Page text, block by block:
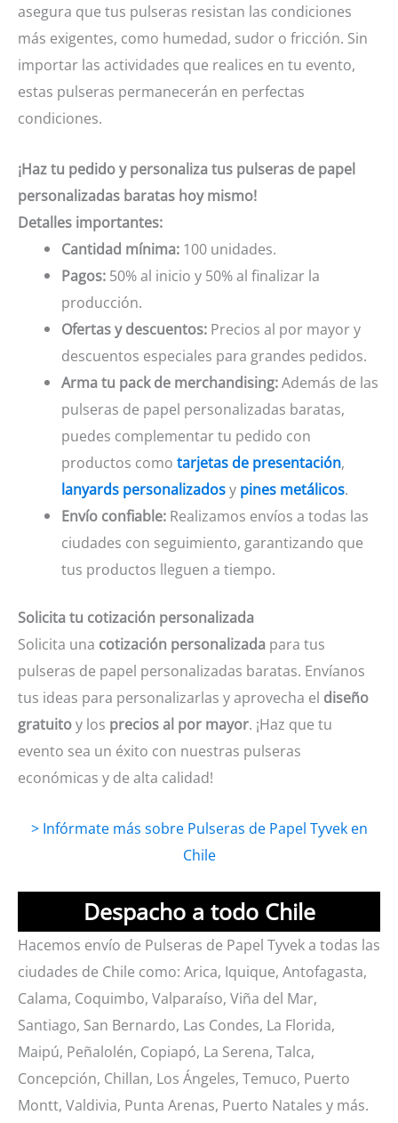
asegura que tus pulseras resistan las condiciones
más exigentes, como humedad, sudor o fricción. Sin
importar las actividades que realices en tu evento,
estas pulseras permanecerán en perfectas
condiciones.
¡Haz tu pedido y personaliza tus pulseras de papel
personalizadas baratas hoy mismo!
Detalles importantes:
Cantidad mínima: 100 unidades.
Pagos: 50% al inicio y 50% al finalizar la
producción.
Ofertas y descuentos: Precios al por mayor y
descuentos especiales para grandes pedidos.
Arma tu pack de merchandising:Además de las
pulseras de papel personalizadas baratas,
puedes complementar tu pedido con
productos comotarjetas de presentación,
lanyards personalizadosy pines metálicos.
Envío confiable: Realizamos envíos a todas las
ciudades con seguimiento, garantizando que
tus productos lleguen a tiempo.
Solicita tu cotización personalizada
Solicita una cotización personalizada para tus
pulseras de papel personalizadas baratas. Envíanos
tus ideas para personalizarlas y aprovecha el diseño
gratuitoy los precios al por mayor. ¡Haz que tu
evento sea un éxito con nuestras pulseras
económicas y de alta calidad!
> Infórmate más sobre Pulseras de Papel Tyvek en
Chile
Despacho a todo Chile
Hacemos envío de Pulseras de Papel Tyvek a todas las
ciudades de Chile como: Arica, Iquique, Antofagasta,
Calama, Coquimbo, Valparaíso, Viña del Mar,
Santiago, San Bernardo, Las Condes, La Florida,
Maipú, Peñalolén, Copiapó, La Serena, Talca,
Concepción, Chillan, Los Ángeles, Temuco, Puerto
Montt, Valdivia, Punta Arenas, Puerto Natales y más.